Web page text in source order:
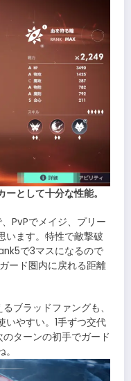
として十分な性能。
PvPでメイジ、プリー
います。特性で敵撃破
で3マスになるので
ード圏内に戻れる距離
ブラッドファングも、
いやすい。1手ずつ交代
ターンの初手でガード